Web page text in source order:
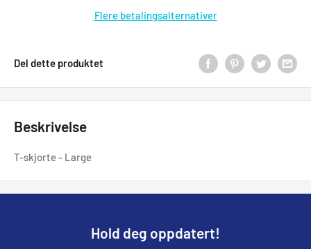
Flere betalingsalternativer
Del dette produktet
Beskrivelse
T-skjorte - Large
Hold deg oppdatert!